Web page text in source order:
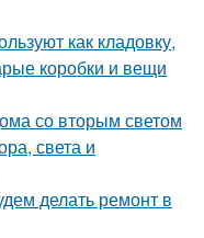
как кладовку,
коробки и вещи
со вторым светом
света и
делать ремонт в